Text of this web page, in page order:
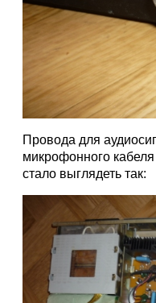
Провода для
микрофонного
стало выглядеть так: